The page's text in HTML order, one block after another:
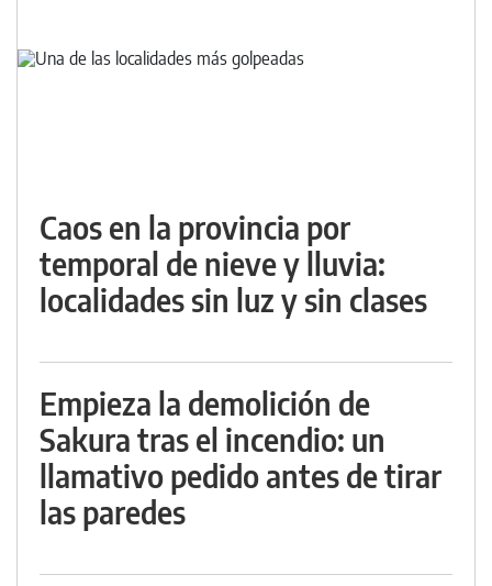
Caos en la provincia por
temporal de nieve y lluvia:
localidades sin luz y sin clases
Empieza la demolición de
Sakura tras el incendio: un
llamativo pedido antes de tirar
las paredes